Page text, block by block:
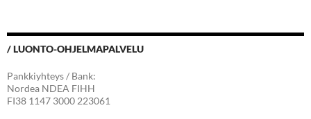
/ LUONTO-OHJELMAPALVELU
Pankkiyhteys / Bank:
Nordea NDEA FIHH
FI38 1147 3000 223061